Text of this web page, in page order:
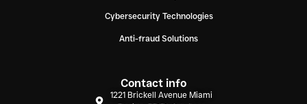
Cybersecurity Technologies
Anti-fraud Solutions
Contact info
1221 Brickell Avenue Miami